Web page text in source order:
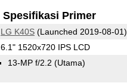
Spesifikasi Primer
LG K40S(Launched 2019-08-01)
6.1" 1520x720 IPS LCD
13-MP f/2.2 (Utama)